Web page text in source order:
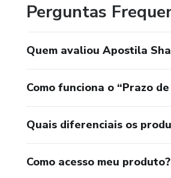
Perguntas
Quem avaliou Apostila
Como funciona o “Prazo
Quais diferenciais os
Como acesso meu produto?